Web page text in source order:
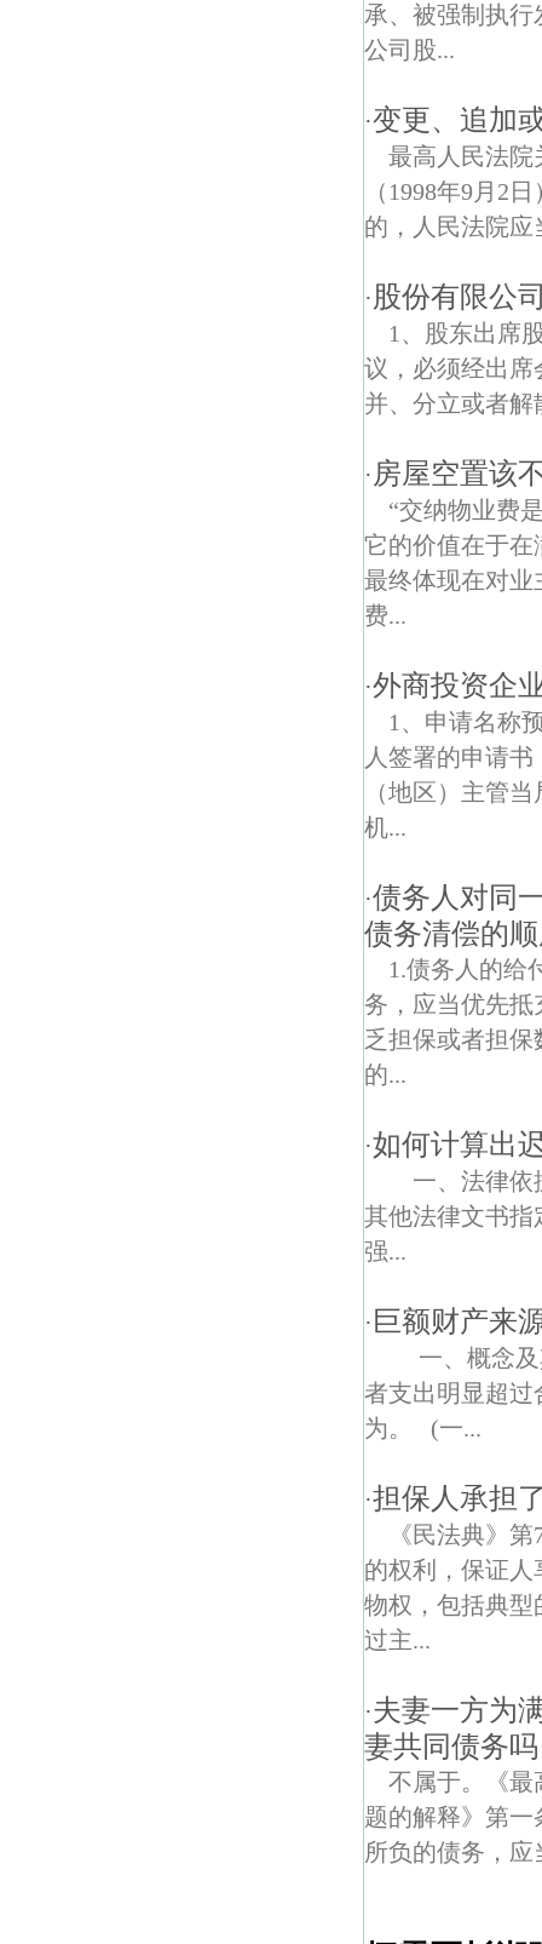
承、被强制执
公司股...
·变更、追加
最高人民法院
（1998年9月2
的，人民法院
·股份有限公
1、股东出席
议，必须经出席
并、分立或者
· 房屋空置该
“交纳物业费
它的价值在于在
最终体现在对业
费...
·外商投资企
1、申请名称
人签署的申请
（地区）主管
机...
·债务人对同
债务清偿的
1.债务人的给
务，应当优先抵
乏担保或者担
的...
·如何计算出
一、法律
其他法律文书指
强...
· 巨额财产来
一、概念及
者支出明显超
为。 (一...
·担保人承担
《民法典》
的权利，保证
物权，包括典型
过主...
·夫妻一方为
妻共同债务
不属于。《最
题的解释》第
所负的债务，